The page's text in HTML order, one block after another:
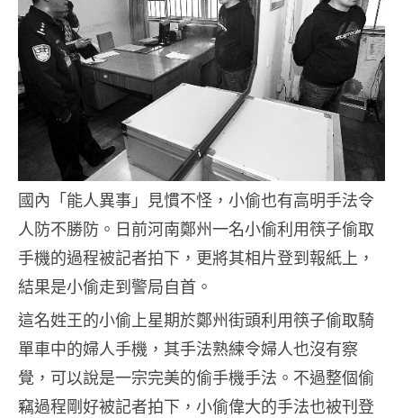
國內「能人異事」見慣不怪，小偷也有高明手法令
人防不勝防。日前河南鄭州一名小偷利用筷子偷取
手機的過程被記者拍下，更將其相片登到報紙上，
結果是小偷走到警局自首。
這名姓王的小偷上星期於鄭州街頭利用筷子偷取騎
單車中的婦人手機，其手法熟練令婦人也沒有察
覺，可以說是一宗完美的偷手機手法。不過整個偷
竊過程剛好被記者拍下，小偷偉大的手法也被刊登